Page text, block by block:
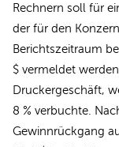
Rechnern soll für
der für den
Berichtszeitraum
$ vermeldet
Druckergeschäft,
8 % verbuchte.
Gewinnrückgang